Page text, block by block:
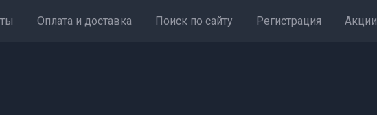
Оплата и доставка Поиск по сайту Регистрация Акции